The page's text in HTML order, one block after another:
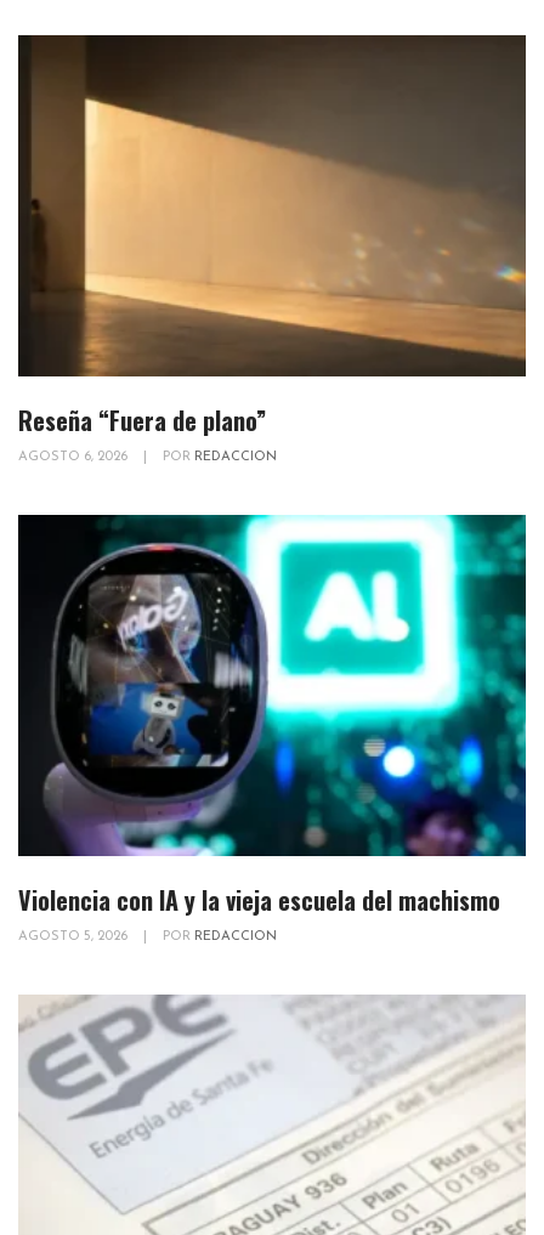
Reseña “Fuera de plano”
AGOSTO 6, 2026 POR REDACCION
Violencia con IA y la vieja escuela del machismo
AGOSTO 5, 2026 POR REDACCION